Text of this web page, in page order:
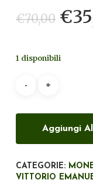
€70,00 Il
€
1 disponibili
Aggiungi
CATEGORIE:
VITTORIO